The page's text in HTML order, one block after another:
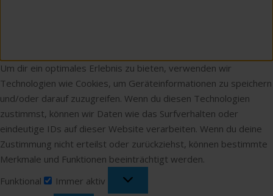
Um dir ein optimales Erlebnis zu bieten, verwenden wir
Technologien wie Cookies, um Geräteinformationen zu speichern
und/oder darauf zuzugreifen. Wenn du diesen Technologien
zustimmst, können wir Daten wie das Surfverhalten oder
eindeutige IDs auf dieser Website verarbeiten. Wenn du deine
Zustimmung nicht erteilst oder zurückziehst, können bestimmte
Merkmale und Funktionen beeinträchtigt werden.
Funktional
Immer aktiv